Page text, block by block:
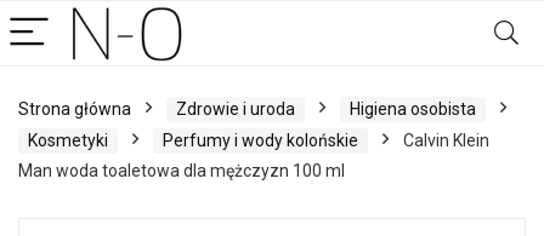
Strona główna Zdrowie i uroda
Higiena osobista
Kosmetyki
Perfumy i wody kolońskie
Calvin Klein
Man woda toaletowa dla mężczyzn 100 ml